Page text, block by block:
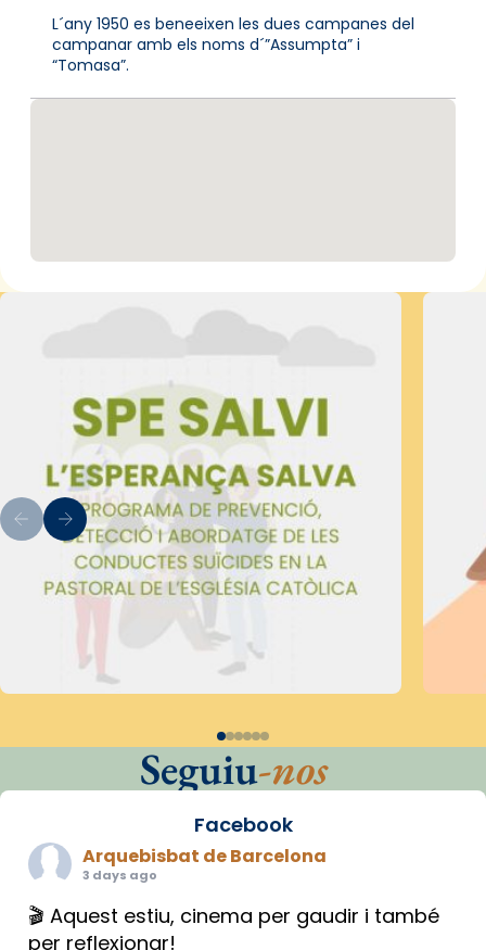
L´any 1950 es beneeixen les dues campanes del
campanar amb els noms d´”Assumpta” i
“Tomasa”.
Seguiu-nos
Facebook
Arquebisbat de Barcelona
3 days ago
🎬 Aquest estiu, cinema per gaudir i també
per reflexionar!